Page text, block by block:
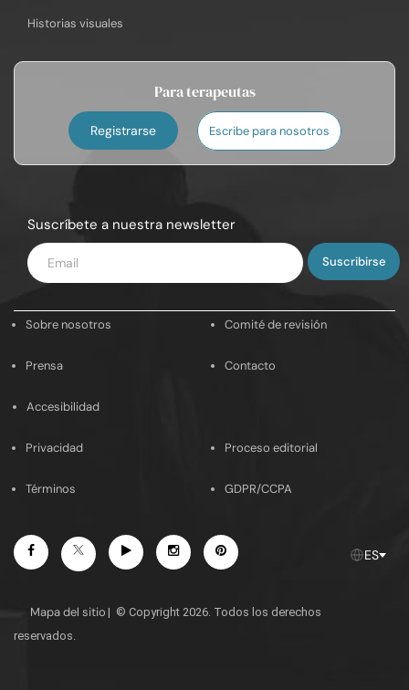
Historias visuales
Para terapeutas
Registrarse Escribe para nosotros
Suscríbete a nuestra newsletter
Introduce
tu
Sobre nosotros Comité de revisión
Prensa Contacto
Accesibilidad
Privacidad Proceso editorial
Términos GDPR/CCPA
FacebookTwitterYoutubeInstagramPinterest ES
Mapa del sitio | © Copyright 2026. Todos los derechos
reservados.